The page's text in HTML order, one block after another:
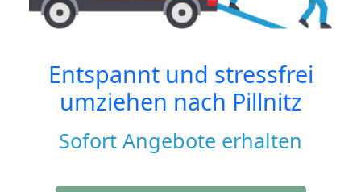
Entspannt und stressfrei
umziehen nach Pillnitz
Sofort Angebote erhalten